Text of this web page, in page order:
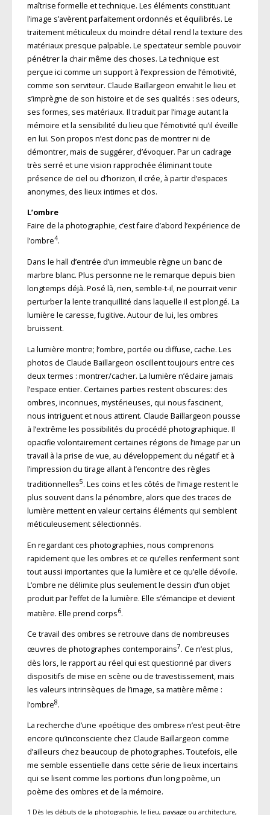
maîtrise formelle et technique. Les éléments constituant
l’image s’avèrent parfaitement ordonnés et équilibrés. Le
traitement méticuleux du moindre détail rend la texture des
matériaux presque palpable. Le spectateur semble pouvoir
pénétrer la chair même des choses. La technique est
perçue ici comme un support à l’expression de l’émotivité,
comme son serviteur. Claude Baillargeon envahit le lieu et
s’imprègne de son histoire et de ses qualités : ses odeurs,
ses formes, ses matériaux. Il traduit par l’image autant la
mémoire et la sensibilité du lieu que l’émotivité qu’il éveille
en lui. Son propos n’est donc pas de montrer ni de
démontrer, mais de suggérer, d’évoquer. Par un cadrage
très serré et une vision rapprochée éliminant toute
présence de ciel ou d’horizon, il crée, à partir d’espaces
anonymes, des lieux intimes et clos.
L’ombre
Faire de la photographie, c’est faire d’abord l’expérience de
l’ombre4.
Dans le hall d’entrée d’un immeuble règne un banc de
marbre blanc. Plus personne ne le remarque depuis bien
longtemps déjà. Posé là, rien, semble-t-il, ne pourrait venir
perturber la lente tranquillité dans laquelle il est plongé. La
lumière le caresse, fugitive. Autour de lui, les ombres
bruissent.
La lumière montre; l’ombre, portée ou diffuse, cache. Les
photos de Claude Baillargeon oscillent toujours entre ces
deux termes : montrer/cacher. La lumière n’éclaire jamais
l’espace entier. Certaines parties restent obscures: des
ombres, inconnues, mystérieuses, qui nous fascinent,
nous intriguent et nous attirent. Claude Baillargeon pousse
à l’extrême les possibilités du procédé photographique. Il
opacifie volontairement certaines régions de l’image par un
travail à la prise de vue, au développement du négatif et à
l’impression du tirage allant à l’encontre des règles
traditionnelles5. Les coins et les côtés de l’image restent le
plus souvent dans la pénombre, alors que des traces de
lumière mettent en valeur certains éléments qui semblent
méticuleusement sélectionnés.
En regardant ces photographies, nous comprenons
rapidement que les ombres et ce qu’elles renferment sont
tout aussi importantes que la lumière et ce qu’elle dévoile.
L’ombre ne délimite plus seulement le dessin d’un objet
produit par l’effet de la lumière. Elle s’émancipe et devient
matière. Elle prend corps6.
Ce travail des ombres se retrouve dans de nombreuses
œuvres de photographes contemporains7. Ce n’est plus,
dès lors, le rapport au réel qui est questionné par divers
dispositifs de mise en scène ou de travestissement, mais
les valeurs intrinsèques de l’image, sa matière même :
l’ombre8.
La recherche d’une «poétique des ombres» n’est peut-être
encore qu’inconsciente chez Claude Baillargeon comme
d’ailleurs chez beaucoup de photographes. Toutefois, elle
me semble essentielle dans cette série de lieux incertains
qui se lisent comme les portions d’un long poème, un
poème des ombres et de la mémoire.
1 Dès les débuts de la photographie, le lieu, paysage ou architecture,